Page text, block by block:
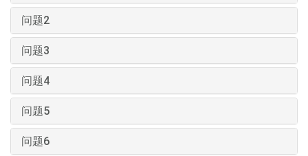
问题2
问题3
问题4
问题5
问题6